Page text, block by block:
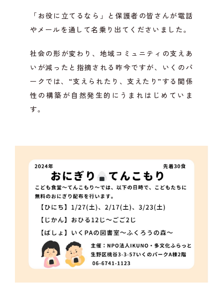
「お役に立てるなら」と保護者の皆さんが電話
やメールを通して名乗り出てくださいました。
社会の形が変わり、地域コミュニティの支えあ
いが減ったと指摘される昨今ですが、いくのパ
ークでは、“支えられたり、支えたり”する関係
性の構築が自然発生的にうまれはじめていま
す。